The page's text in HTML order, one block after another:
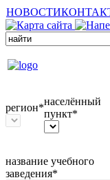
НОВОСТИ
регион*
населённый
пункт*
название учебного
заведения*